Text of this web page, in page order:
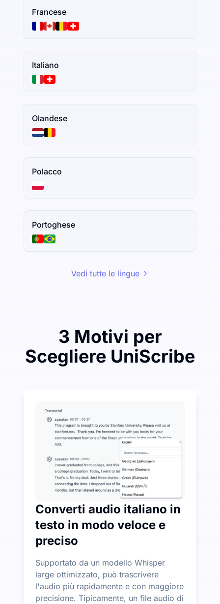
Francese
Italiano
Olandese
Polacco
Portoghese
Vedi tutte le lingue
3 Motivi per
Scegliere UniScribe
UniScribe offre 120 minuti di trascrizione gratuita
Ulteriori funzionalità AI disponibili oltre la
Genera automaticamente riassunti, mappe
Converti audio italiano in
testo in modo veloce e
preciso
Supportato da un modello Whisper
large ottimizzato, può trascrivere
l'audio più rapidamente e con maggiore
precisione. Tipicamente, un file audio di